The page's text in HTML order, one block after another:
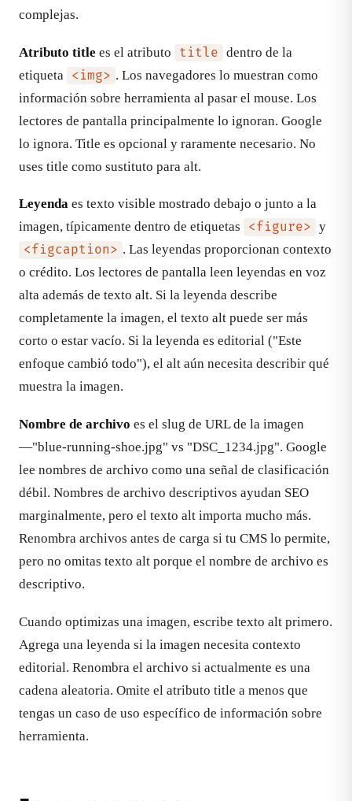
complejas.
Atributo title es el atributo title dentro de la
etiqueta
<img> . Los navegadores lo muestran como
información sobre herramienta al pasar el mouse. Los
lectores de pantalla principalmente lo ignoran. Google
lo ignora. Title es opcional y raramente necesario. No
uses title como sustituto para alt.
Leyenda es texto visible mostrado debajo o junto a la
imagen, típicamente dentro de etiquetas
<figure> y
<figcaption> . Las leyendas proporcionan contexto
o crédito. Los lectores de pantalla leen leyendas en voz
alta además de texto alt. Si la leyenda describe
completamente la imagen, el texto alt puede ser más
corto o estar vacío. Si la leyenda es editorial ("Este
enfoque cambió todo"), el alt aún necesita describir qué
muestra la imagen.
Nombre de archivo es el slug de URL de la imagen
—"blue-running-shoe.jpg" vs "DSC_1234.jpg". Google
lee nombres de archivo como una señal de clasificación
débil. Nombres de archivo descriptivos ayudan SEO
marginalmente, pero el texto alt importa mucho más.
Renombra archivos antes de carga si tu CMS lo permite,
pero no omitas texto alt porque el nombre de archivo es
descriptivo.
Cuando optimizas una imagen, escribe texto alt primero.
Agrega una leyenda si la imagen necesita contexto
editorial. Renombra el archivo si actualmente es una
cadena aleatoria. Omite el atributo title a menos que
tengas un caso de uso específico de información sobre
herramienta.